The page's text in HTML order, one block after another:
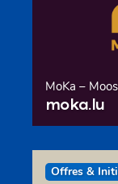
MoKa –
moka.lu
Offres &